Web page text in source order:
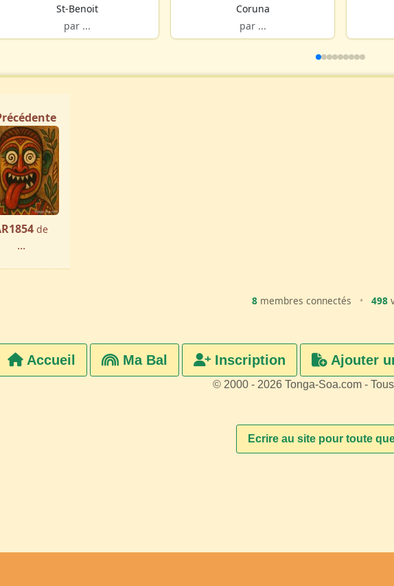
St-Benoit
par ...
Coruna
par ...
de
...
8 membres connectés • 498
Accueil Ma Bal Inscription Ajouter
© 2000 - 2026 Tonga-Soa.com -
Ecrire au site pour toute